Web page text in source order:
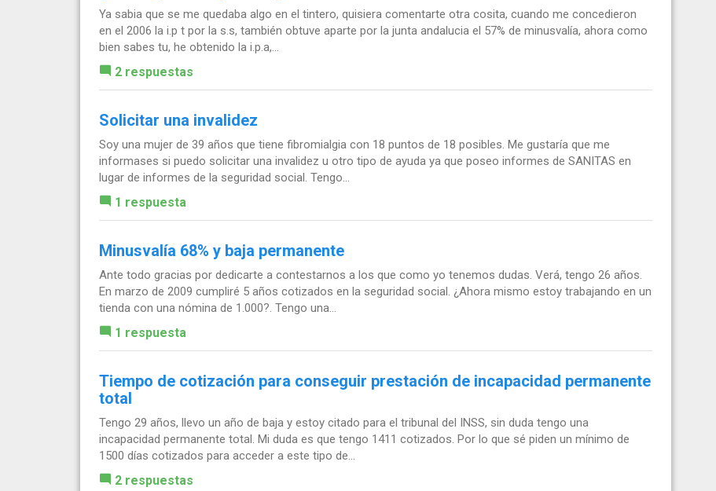
Ya sabia que se me quedaba algo en el tintero, quisiera comentarte otra cosita, cuando me concedieron
en el 2006 la i.p t por la s.s, también obtuve aparte por la junta andalucia el 57% de minusvalía, ahora como
bien sabes tu, he obtenido la i.p.a,...
2 respuestas
Solicitar una invalidez
Soy una mujer de 39 años que tiene fibromialgia con 18 puntos de 18 posibles. Me gustaría que me
informases si puedo solicitar una invalidez u otro tipo de ayuda ya que poseo informes de SANITAS en
lugar de informes de la seguridad social. Tengo...
1 respuesta
Minusvalía 68% y baja permanente
Ante todo gracias por dedicarte a contestarnos a los que como yo tenemos dudas. Verá, tengo 26 años.
En marzo de 2009 cumpliré 5 años cotizados en la seguridad social. ¿Ahora mismo estoy trabajando en un
tienda con una nómina de 1.000?. Tengo una...
1 respuesta
Tiempo de cotización para conseguir prestación de incapacidad permanente
total
Tengo 29 años, llevo un año de baja y estoy citado para el tribunal del INSS, sin duda tengo una
incapacidad permanente total. Mi duda es que tengo 1411 cotizados. Por lo que sé piden un mínimo de
1500 días cotizados para acceder a este tipo de...
2 respuestas